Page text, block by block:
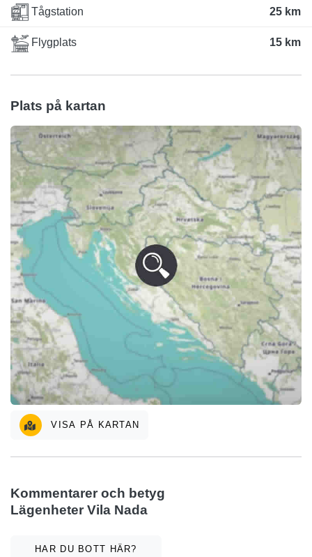
Tågstation 25 km
Flygplats 15 km
Plats på kartan
VISA PÅ KARTAN
Kommentarer och betyg
Lägenheter Vila Nada
HAR DU BOTT HÄR?